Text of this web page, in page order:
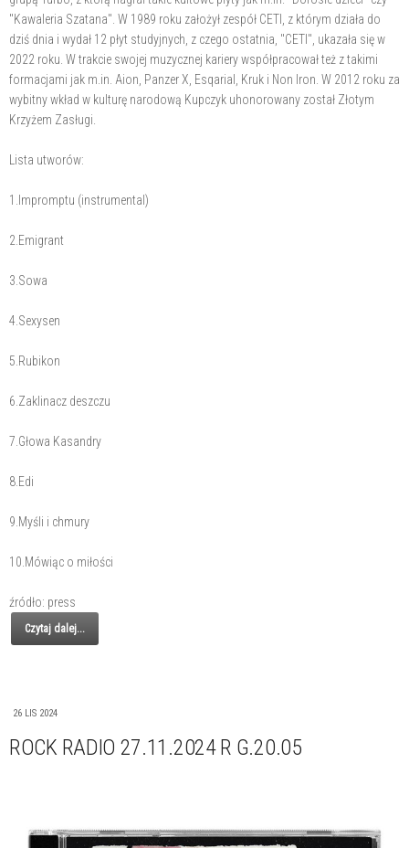
"Kawaleria Szatana". W 1989 roku założył zespół CETI, z którym działa do
dziś dnia i wydał 12 płyt studyjnych, z czego ostatnia, "CETI", ukazała się w
2022 roku. W trakcie swojej muzycznej kariery współpracował też z takimi
formacjami jak m.in. Aion, Panzer X, Esqarial, Kruk i Non Iron. W 2012 roku za
wybitny wkład w kulturę narodową Kupczyk uhonorowany został Złotym
Krzyżem Zasługi.
Lista utworów:
1.Impromptu (instrumental)
2.Emigrant
3.Sowa
4.Sexysen
5.Rubikon
6.Zaklinacz deszczu
7.Głowa Kasandry
8.Edi
9.Myśli i chmury
10.Mówiąc o miłości
źródło: press
Czytaj dalej...
26 LIS 2024
ROCK RADIO 27.11.2024 R G.20.05